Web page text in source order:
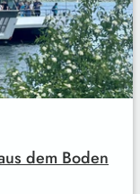
dem Boden